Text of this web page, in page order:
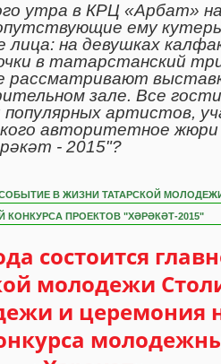
утра в КРЦ «Арбат»
ему
на девушках
в татарстанский
рассматривают
зале. Все
артистов,
авторитетное жюри
- 2015"?
В ЖИЗНИ ТАТАРСКОЙ
ПРОЕКТОВ "ХӘРӘКӘТ-2015"
состоится
молодежи
и церемония